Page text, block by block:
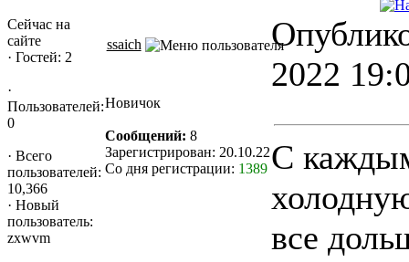
Сейчас на
сайте
· Гостей: 2
·
Пользователей:
0
· Всего
пользователей:
10,366
· Новый
пользователь:
zxwvm
ssaich
2022
Новичок
Сообщений: 8
Зарегистрирован: 20.10.22
Со дня регистрации: 1389 С
все